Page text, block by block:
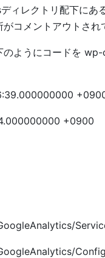
ィレクトリ配下に
コメントアウトされ
のようにコードを
+0900